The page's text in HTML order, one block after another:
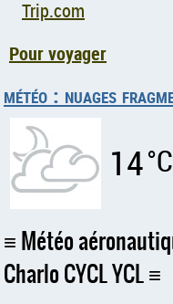
Trip.com
Pour voyager
météo : nuages
14°C
Météo
Charlo CYCL YCL